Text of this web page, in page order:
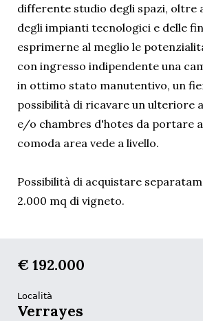
differente studio degli spazi, oltre
degli impianti tecnologici e delle
esprimerne al meglio le
con ingresso indipendente una
in ottimo stato manutentivo, un
possibilità di ricavare un ulteriore
e/o chambres d'hotes da portare
comoda area vede a livello.
Possibilità di acquistare
2.000 mq di vigneto.
€ 192.000
Località
Verrayes